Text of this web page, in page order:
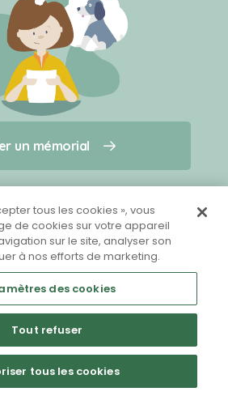
un mémorial
sommes-nous ?
contacter
sur Facebook
un mémorial
tous les cookies », vous
de cookies sur votre appareil
sur le site, analyser son
à nos efforts de marketing.
des cookies
Tout refuser
tous les cookies